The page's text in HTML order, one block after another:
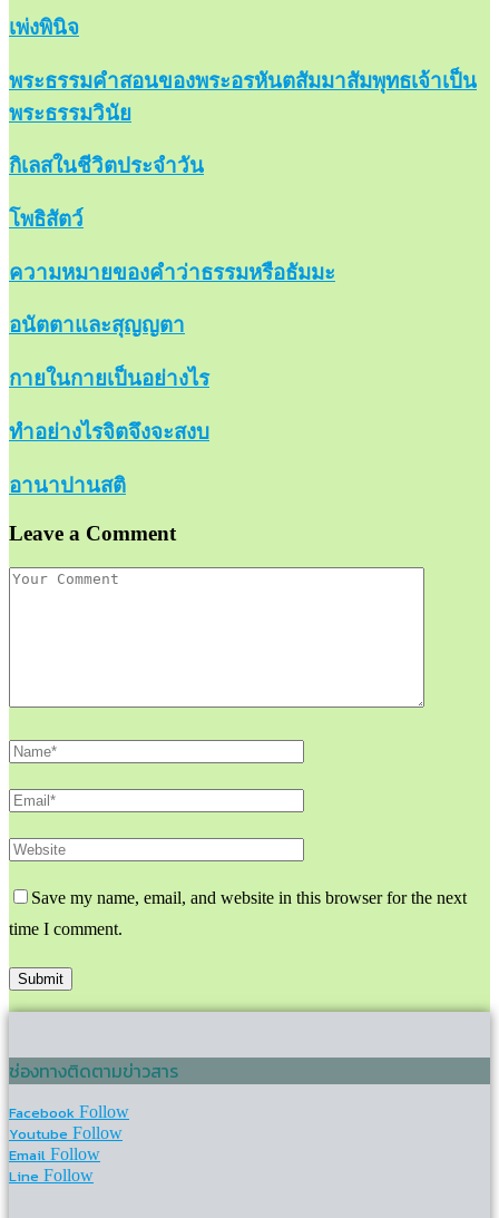
เพ่งพินิจ
พระธรรมคำสอนของพระอรหันตสัมมาสัมพุทธเจ้าเป็น
พระธรรมวินัย
กิเลสในชีวิตประจำวัน
โพธิสัตว์
ความหมายของคำว่าธรรมหรือธัมมะ
อนัตตาและสุญญตา
กายในกายเป็นอย่างไร
ทำอย่างไรจิตจึงจะสงบ
อานาปานสติ
Leave a Comment
Save my name, email, and website in this browser for the next
time I comment.
ช่องทางติดตามข่าวสาร
Facebook Follow
Youtube Follow
Email Follow
Line Follow